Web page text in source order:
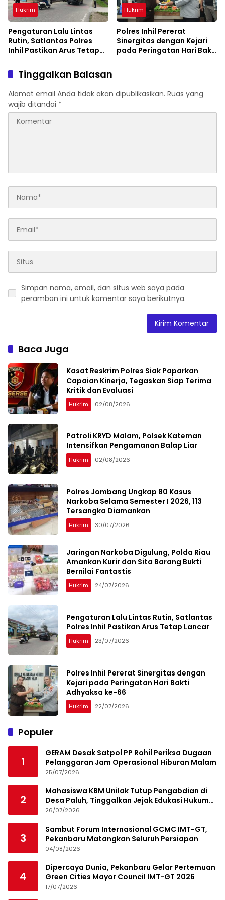
Hukrim
Pengaturan Lalu Lintas
Rutin, Satlantas Polres
Inhil Pastikan Arus Tetap
Hukrim
Polres Inhil Pererat
Sinergitas dengan Kejari
pada Peringatan Hari Bakti
Tinggalkan Balasan
Alamat email Anda tidak akan dipublikasikan. Ruas yang
wajib ditandai *
Simpan nama, email, dan situs web saya pada
peramban ini untuk komentar saya berikutnya.
Baca Juga
Kasat Reskrim Polres Siak Paparkan
Capaian Kinerja, Tegaskan Siap Terima
Kritik dan Evaluasi
Hukrim 02/08/2026
Patroli KRYD Malam, Polsek Kateman
Intensifkan Pengamanan Balap Liar
Hukrim 02/08/2026
Polres Jombang Ungkap 80 Kasus
Narkoba Selama Semester I 2026, 113
Tersangka Diamankan
Hukrim 30/07/2026
Jaringan Narkoba Digulung, Polda Riau
Amankan Kurir dan Sita Barang Bukti
Bernilai Fantastis
Hukrim 24/07/2026
Pengaturan Lalu Lintas Rutin, Satlantas
Polres Inhil Pastikan Arus Tetap Lancar
Hukrim 23/07/2026
Polres Inhil Pererat Sinergitas dengan
Kejari pada Peringatan Hari Bakti
Adhyaksa ke-66
Hukrim 22/07/2026
Populer
1
GERAM Desak Satpol PP Rohil Periksa Dugaan
Pelanggaran Jam Operasional Hiburan Malam
25/07/2026
2
Mahasiswa KBM Unilak Tutup Pengabdian di
Desa Paluh, Tinggalkan Jejak Edukasi Hukum
dan Aksi Sosial
26/07/2026
3
Sambut Forum Internasional GCMC IMT-GT,
Pekanbaru Matangkan Seluruh Persiapan
04/08/2026
4
Dipercaya Dunia, Pekanbaru Gelar Pertemuan
Green Cities Mayor Council IMT-GT 2026
17/07/2026